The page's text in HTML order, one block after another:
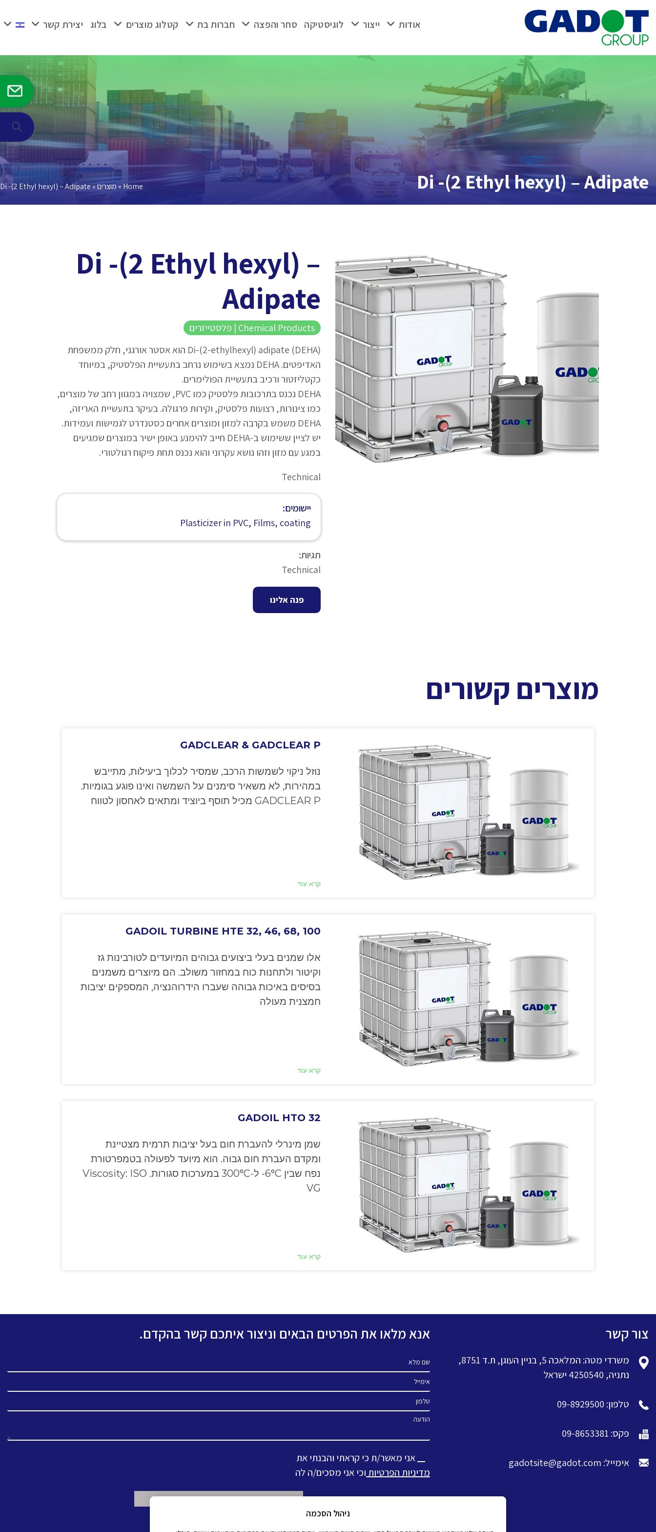
אודות ייצור לוגיסטיקה סחר והפצה חברות בת קטלוג מוצרים בלוג יצירת קשר
Di -(2 Ethyl hexyl) – Adipate
Home
» מוצרים»
Di -(2 Ethyl hexyl) – Adipate
Di -(2 Ethyl hexyl) –
Adipate
Chemical Products | פלסטייזרים
Di-(2-ethylhexyl) adipate (DEHA) הוא אסטר אורגני, חלק ממשפחת
האדיפטים. DEHA נמצא בשימוש נרחב בתעשיית הפלסטיק, במיוחד
כקטליזטור ורכיב בתעשיית הפולימרים.
DEHA נכנס בתרכובות פלסטיק כמו PVC, שמצויה במגוון רחב של מוצרים,
כמו צינורות, רצועות פלסטיק, וקירות פרגולה. בעיקר בתעשיית האריזה,
DEHA משמש בקרבה למזון ומוצרים אחרים כסטנדרט לגמישות ועמידות.
יש לציין ששימוש ב-DEHA חייב להימנע באופן ישיר במוצרים שמגיעים
במגע עם מזון וזהו נושא עקרוני והוא נכנס תחת פיקוח רגולטורי.
Technical
יישומים:
Plasticizer in PVC, Films, coating
תגיות:
Technical
פנה אלינו
מוצרים קשורים
GADCLEAR & GADCLEAR P
נוזל ניקוי לשמשות הרכב, שמסיר לכלוך ביעילות, מתייבש
במהירות, לא משאיר סימנים על השמשה ואינו פוגע בגומיות.
GADCLEAR P מכיל תוסף ביוציד ומתאים לאחסון לטווח
קרא עוד
GADOIL TURBINE HTE 32, 46, 68, 100
אלו שמנים בעלי ביצועים גבוהים המיועדים לטורבינות גז
וקיטור ולתחנות כוח במחזור משולב. הם מיוצרים משמנים
בסיסים באיכות גבוהה שעברו הידרוהנציה, המספקים יציבות
חמצנית מעולה
קרא עוד
GADOIL HTO 32
שמן מינרלי להעברת חום בעל יציבות תרמית מצטיינת
ומקדם העברת חום גבוה. הוא מיועד לפעולה בטמפרטורת
נפח שבין ‎-6°C ל-300°C במערכות סגורות. Viscosity: ISO
VG
קרא עוד
צור קשר
משרדי מטה: המלאכה 5, בניין העוגן, ת.ד 8751,
נתניה, 4250540 ישראל
טלפון: 09-8929500
פקס: 09-8653381
אימייל: gadotsite@gadot.com
אנא מלאו את הפרטים הבאים וניצור איתכם קשר בהקדם.
שם מלא
אימייל
טלפון
הודעה
אני מאשר/ת כי קראתי והבנתי את
מדיניות הפרטיות וכי אני מסכים/ה לה
ניהול הסכמה